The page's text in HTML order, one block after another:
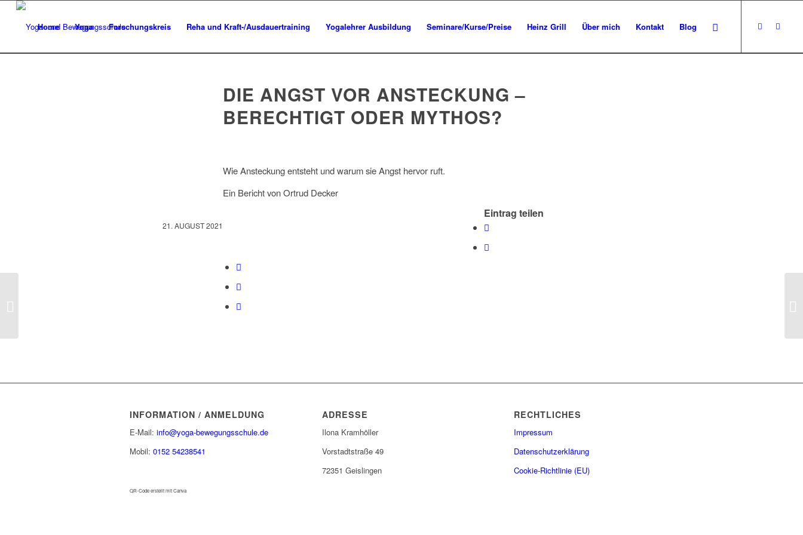
Home Yoga Forschungskreis Reha und Kraft-/Ausdauertraining Yogalehrer Ausbildung Seminare/Kurse/Preise Heinz Grill Über mich Kontakt Blog
DIE ANGST VOR ANSTECKUNG –
BERECHTIGT ODER MYTHOS?
Wie Ansteckung entsteht und warum sie Angst hervor ruft.
Ein Bericht von Ortrud Decker
21. AUGUST 2021
Eintrag teilen
INFORMATION / ANMELDUNG
E-Mail: info@yoga-bewegungsschule.de
Mobil: 0152 54238541
QR-Code erstellt mit Canva
ADRESSE
Ilona Kramhöller
Vorstadtstraße 49
72351 Geislingen
RECHTLICHES
Impressum
Datenschutzerklärung
Cookie-Richtlinie (EU)